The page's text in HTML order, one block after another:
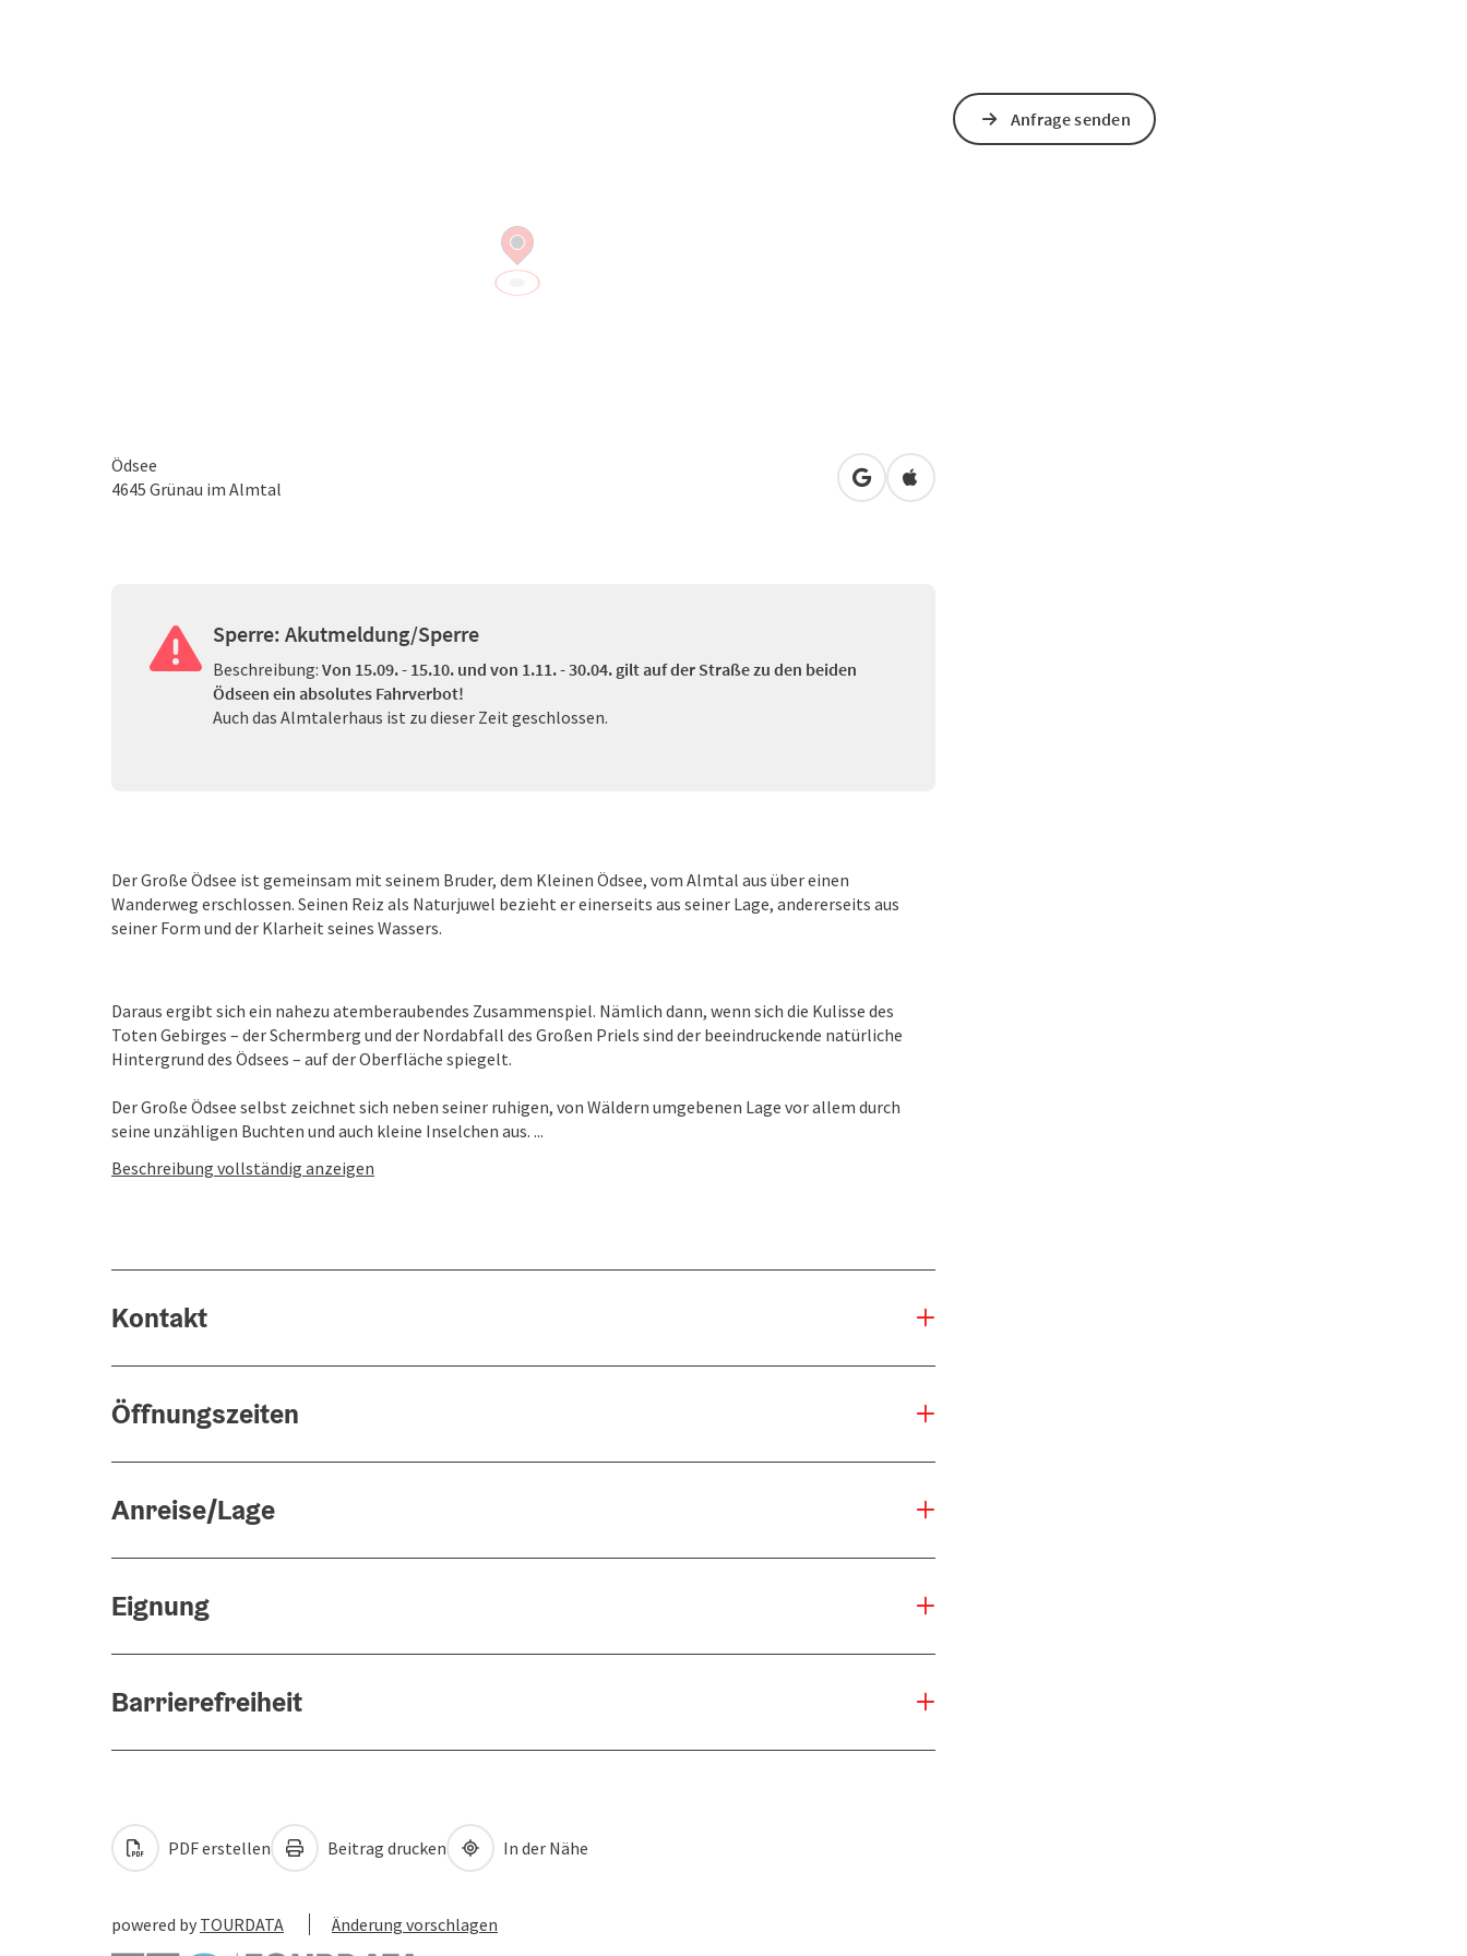
Ödsee
4645 Grünau im Almtal in Google Maps öffnen
in Apple Maps öffnen
Sperre: Akutmeldung/Sperre
Beschreibung:Von 15.09. - 15.10. und von 1.11. - 30.04. gilt auf der Straße zu den beiden
Ödseen ein absolutes Fahrverbot!
Auch das Almtalerhaus ist zu dieser Zeit geschlossen.
Der Große Ödsee ist gemeinsam mit seinem Bruder, dem Kleinen Ödsee, vom Almtal aus über einen
Wanderweg erschlossen. Seinen Reiz als Naturjuwel bezieht er einerseits aus seiner Lage, andererseits aus
seiner Form und der Klarheit seines Wassers.
Daraus ergibt sich ein nahezu atemberaubendes Zusammenspiel. Nämlich dann, wenn sich die Kulisse des
Toten Gebirges – der Schermberg und der Nordabfall des Großen Priels sind der beeindruckende natürliche
Hintergrund des Ödsees – auf der Oberfläche spiegelt.
Der Große Ödsee selbst zeichnet sich neben seiner ruhigen, von Wäldern umgebenen Lage vor allem durch
seine unzähligen Buchten und auch kleine Inselchen aus. ...
Beschreibung vollständig anzeigen
Kontakt
Öffnungszeiten
Anreise/Lage
Eignung
Barrierefreiheit
Anfrage senden
PDF erstellen Beitrag drucken In der Nähe
powered by TOURDATA Änderung vorschlagen